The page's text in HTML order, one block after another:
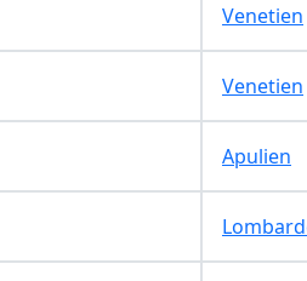
Venetien
Venetien
Apulien